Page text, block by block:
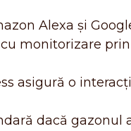
Alexa și
monitorizare
asigură o
dacă